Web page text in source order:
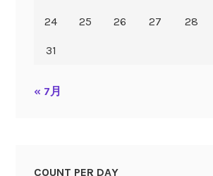
24 25 26 27 28
31
« 7月
COUNT PER DAY